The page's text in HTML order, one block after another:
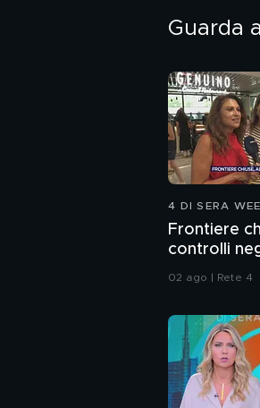
Guarda
4 DI SERA
Frontiere
controlli
02 ago | Rete 4